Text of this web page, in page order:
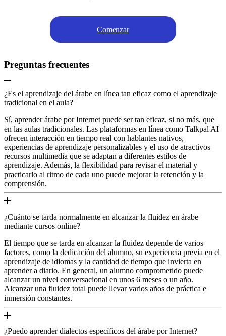
Comenzar
Preguntas frecuentes
¿Es el aprendizaje del árabe en línea tan eficaz como el aprendizaje
tradicional en el aula?
Sí, aprender árabe por Internet puede ser tan eficaz, si no más, que
en las aulas tradicionales. Las plataformas en línea como Talkpal AI
ofrecen interacción en tiempo real con hablantes nativos,
experiencias de aprendizaje personalizables y el uso de atractivos
recursos multimedia que se adaptan a diferentes estilos de
aprendizaje. Además, la flexibilidad para revisar el material y
practicarlo al ritmo de cada uno puede mejorar la retención y la
comprensión.
¿Cuánto se tarda normalmente en alcanzar la fluidez en árabe
mediante cursos online?
El tiempo que se tarda en alcanzar la fluidez depende de varios
factores, como la dedicación del alumno, su experiencia previa en el
aprendizaje de idiomas y la cantidad de tiempo que invierta en
aprender a diario. En general, un alumno comprometido puede
alcanzar un nivel conversacional en unos 6 meses o un año.
Alcanzar una fluidez total puede llevar varios años de práctica e
inmersión constantes.
¿Puedo aprender dialectos específicos del árabe por Internet?